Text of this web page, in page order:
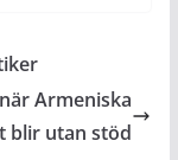
Armeniska
blir utan stöd